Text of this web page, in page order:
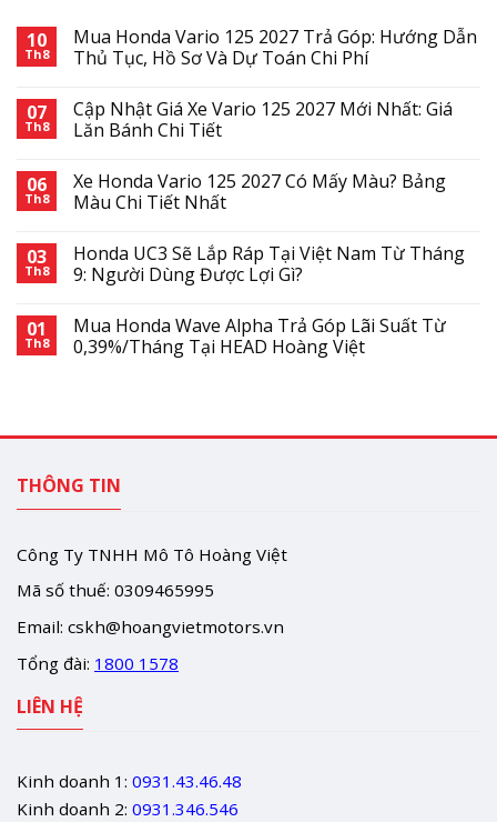
10
Th8
Mua Honda Vario 125 2027 Trả Góp: Hướng Dẫn
Thủ Tục, Hồ Sơ Và Dự Toán Chi Phí
07
Th8
Cập Nhật Giá Xe Vario 125 2027 Mới Nhất: Giá
Lăn Bánh Chi Tiết
06
Th8
Xe Honda Vario 125 2027 Có Mấy Màu? Bảng
Màu Chi Tiết Nhất
03
Th8
Honda UC3 Sẽ Lắp Ráp Tại Việt Nam Từ Tháng
9: Người Dùng Được Lợi Gì?
01
Th8
Mua Honda Wave Alpha Trả Góp Lãi Suất Từ
0,39%/Tháng Tại HEAD Hoàng Việt
THÔNG TIN
Công Ty TNHH Mô Tô Hoàng Việt
Mã số thuế: 0309465995
Email: cskh@hoangvietmotors.vn
Tổng đài: 1800 1578
LIÊN HỆ
Kinh doanh 1: 0931.43.46.48
Kinh doanh 2: 0931.346.546